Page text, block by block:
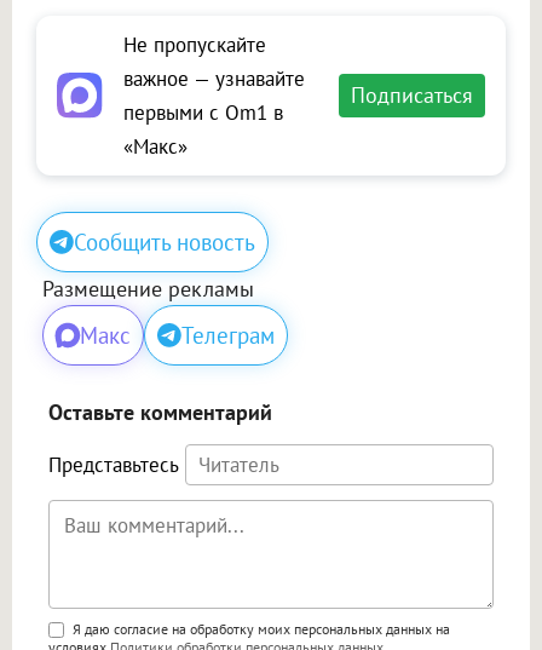
Не пропускайте
важное — узнавайте
первыми с Om1 в
«Макс»
Подписаться
Сообщить новость
Размещение рекламы
Макс Телеграм
Оставьте комментарий
Представьтесь
Поддержка HTML
Я даю согласие на обработку моих персональных данных на